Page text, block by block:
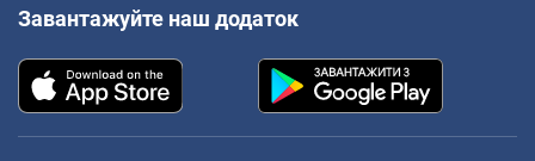
Завантажуйте наш додаток